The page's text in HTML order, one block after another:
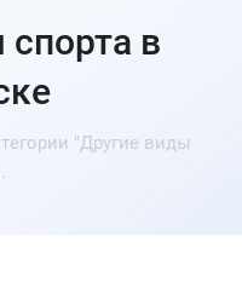
в
"Другие виды